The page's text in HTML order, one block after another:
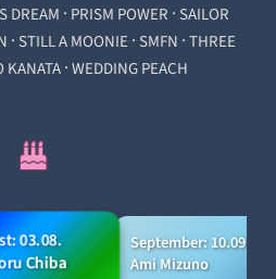
DREAM · PRISM POWER ·SAILOR
·STILL A MOONIE·SMFN ·THREE
KANATA·WEDDING PEACH
03.08.
Chiba
September: 10.09.
Ami Mizuno